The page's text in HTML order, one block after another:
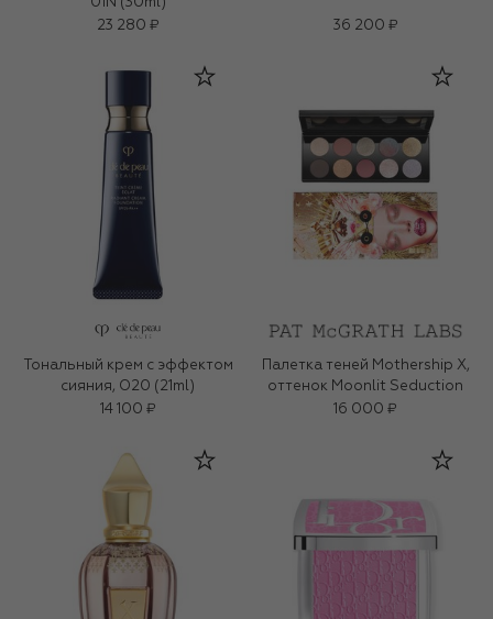
23 280 ₽
36 200 ₽
Тональный крем с эффектом
сияния, O20 (21ml)
14 100 ₽
Палетка теней Mothership X,
оттенок Moonlit Seduction
16 000 ₽